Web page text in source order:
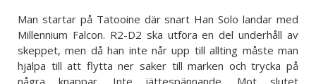
Man startar på Tatooine där snart Han Solo landar med
Millennium Falcon. R2-D2 ska utföra en del underhåll av
skeppet, men då han inte når upp till allting måste man
hjälpa till att flytta ner saker till marken och trycka på
några knappar. Inte jättespännande. Mot slutet